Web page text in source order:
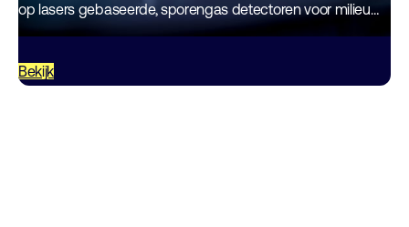
op lasers gebaseerde, sporengas detectoren voor milieu
controle van omgevingslucht en emissies van de…
Bekijk